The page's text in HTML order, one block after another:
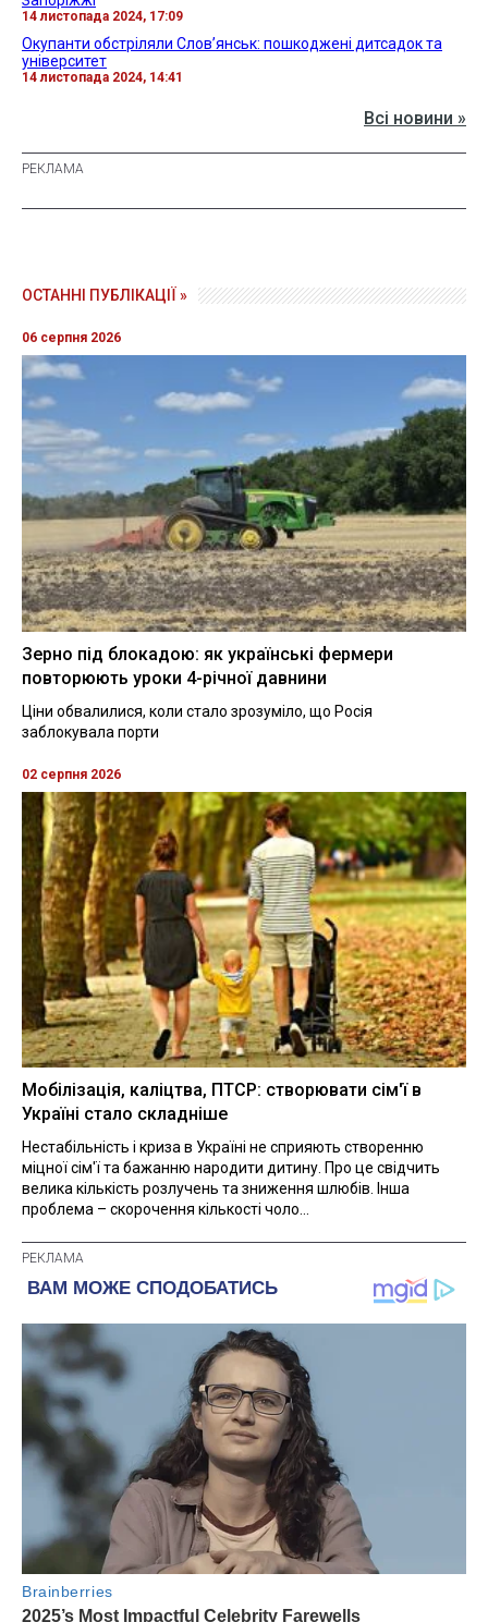
14 листопада 2024, 17:09
Окупанти обстріляли Слов’янськ: пошкоджені дитсадок та
університет
14 листопада 2024, 14:41
Всі новини »
ОСТАННІ ПУБЛІКАЦІЇ »
06 серпня 2026
Зерно під блокадою: як українські фермери
повторюють уроки 4-річної давнини
Ціни обвалилися, коли стало зрозуміло, що Росія
заблокувала порти
02 серпня 2026
Мобілізація, каліцтва, ПТСР: створювати сім'ї в
Україні стало складніше
Нестабільність і криза в Україні не сприяють створенню
міцної сім'ї та бажанню народити дитину. Про це свідчить
велика кількість розлучень та зниження шлюбів. Інша
проблема – скорочення кількості чоло...